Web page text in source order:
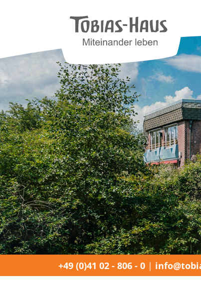
+49 (0)41 02 - 806 - 0 |